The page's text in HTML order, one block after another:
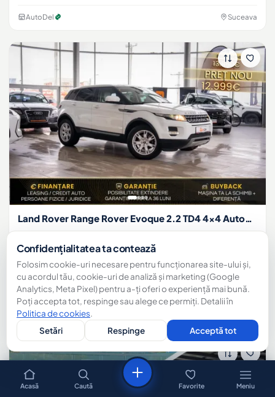
AutoDel Suceava
Land Rover Range Rover Evoque 2.2 TD4 4x4 Automat SE
Diesel
Automată
150 CP
SUV
12.999 €
AutoDel
Sună WhatsApp
Acasă Caută Favorite Meniu
Confidențialitatea ta contează
Folosim cookie-uri necesare pentru funcționarea site-ului și,
cu acordul tău, cookie-uri de analiză și marketing (Google
Analytics, Meta Pixel) pentru a-ți oferi o experiență mai bună.
Poți accepta tot, respinge sau alege ce permiți. Detalii în
Politica de cookies.
Setări
Respinge Acceptă tot